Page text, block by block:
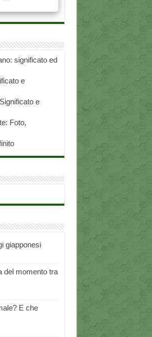
significato ed
e
e
Foto,
giapponesi
del momento tra
E che